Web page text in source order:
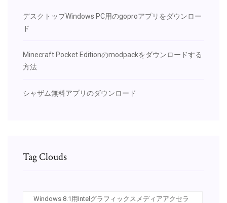
デスクトップWindows PC用のgoproアプリをダウンロー
ド
Minecraft Pocket Editionのmodpackをダウンロードする
方法
シャザム無料アプリのダウンロード
Tag Clouds
Windows 8.1用Intelグラフィックスメディアアクセラ